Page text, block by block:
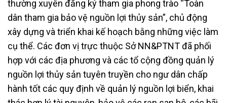
thường xuyên đăng ký tham gia phong trào “Toàn
dân tham gia bảo vệ nguồn lợi thủy sản”, chủ động
xây dựng và triển khai kế hoạch bằng những việc làm
cụ thể. Các đơn vị trực thuộc Sở NN&PTNT đã phối
hợp với các địa phương và các tổ cộng đồng quản lý
nguồn lợi thủy sản tuyên truyền cho ngư dân chấp
hành tốt các quy định về quản lý nguồn lợi biển, khai